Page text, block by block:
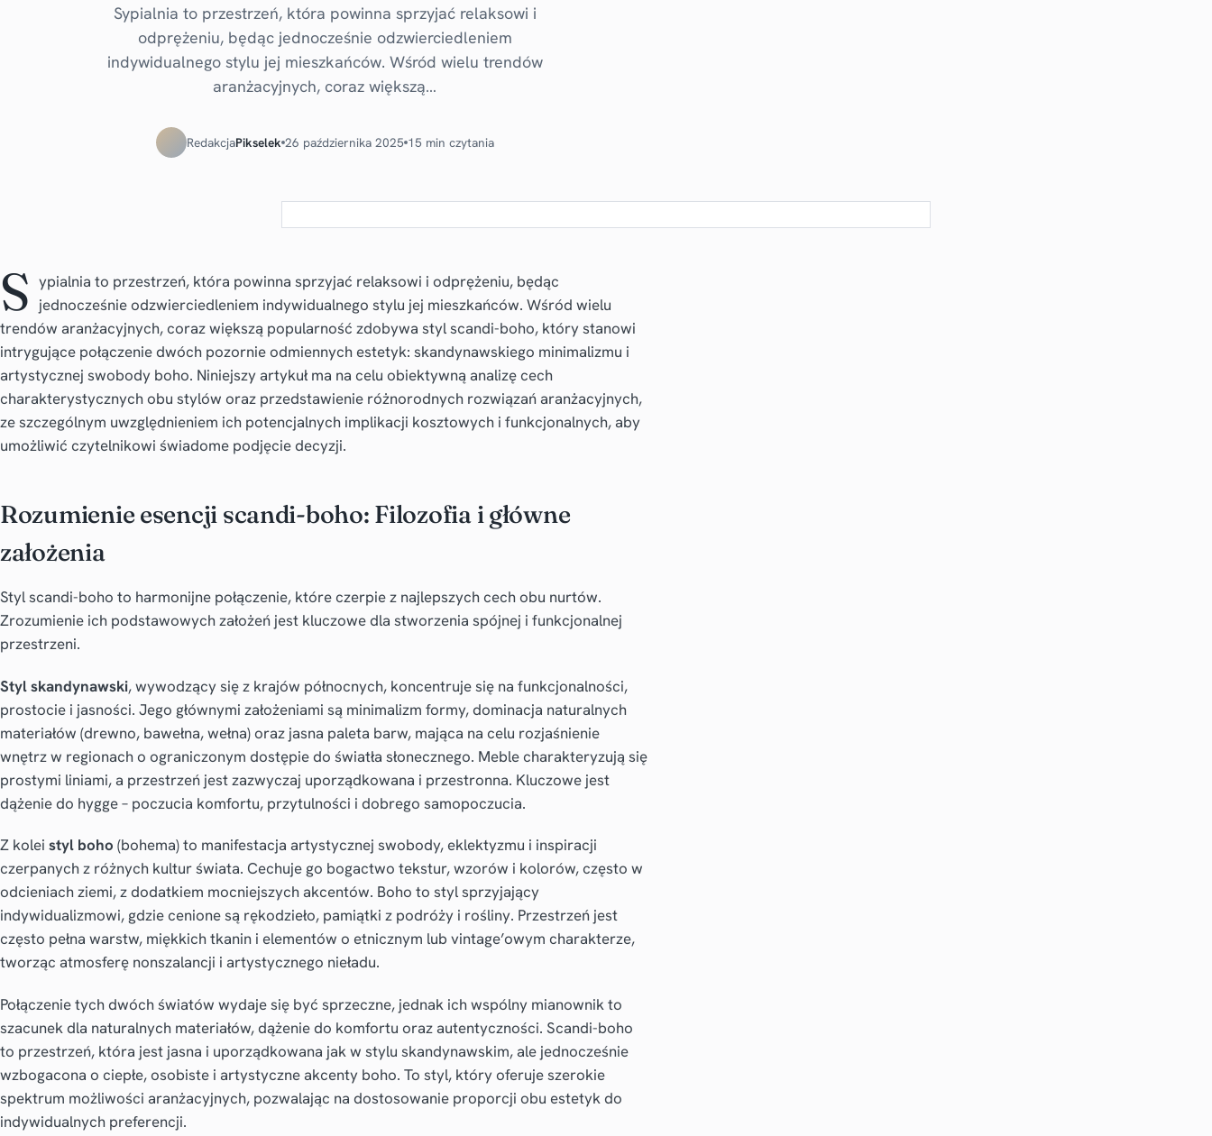
Sypialnia to przestrzeń, która powinna sprzyjać relaksowi i
odprężeniu, będąc jednocześnie odzwierciedleniem
indywidualnego stylu jej mieszkańców. Wśród wielu trendów
aranżacyjnych, coraz większą…
RedakcjaPikselek 26 października 2025 15 min czytania
S ypialnia to przestrzeń, która powinna sprzyjać relaksowi i odprężeniu, będąc
jednocześnie odzwierciedleniem indywidualnego stylu jej mieszkańców. Wśród wielu
trendów aranżacyjnych, coraz większą popularność zdobywa styl scandi-boho, który stanowi
intrygujące połączenie dwóch pozornie odmiennych estetyk: skandynawskiego minimalizmu i
artystycznej swobody boho. Niniejszy artykuł ma na celu obiektywną analizę cech
charakterystycznych obu stylów oraz przedstawienie różnorodnych rozwiązań aranżacyjnych,
ze szczególnym uwzględnieniem ich potencjalnych implikacji kosztowych i funkcjonalnych, aby
umożliwić czytelnikowi świadome podjęcie decyzji.
Rozumienie esencji scandi-boho: Filozofia i główne
założenia
Styl scandi-boho to harmonijne połączenie, które czerpie z najlepszych cech obu nurtów.
Zrozumienie ich podstawowych założeń jest kluczowe dla stworzenia spójnej i funkcjonalnej
przestrzeni.
Styl skandynawski, wywodzący się z krajów północnych, koncentruje się na funkcjonalności,
prostocie i jasności. Jego głównymi założeniami są minimalizm formy, dominacja naturalnych
materiałów (drewno, bawełna, wełna) oraz jasna paleta barw, mająca na celu rozjaśnienie
wnętrz w regionach o ograniczonym dostępie do światła słonecznego. Meble charakteryzują się
prostymi liniami, a przestrzeń jest zazwyczaj uporządkowana i przestronna. Kluczowe jest
dążenie do hygge – poczucia komfortu, przytulności i dobrego samopoczucia.
Z kolei styl boho (bohema) to manifestacja artystycznej swobody, eklektyzmu i inspiracji
czerpanych z różnych kultur świata. Cechuje go bogactwo tekstur, wzorów i kolorów, często w
odcieniach ziemi, z dodatkiem mocniejszych akcentów. Boho to styl sprzyjający
indywidualizmowi, gdzie cenione są rękodzieło, pamiątki z podróży i rośliny. Przestrzeń jest
często pełna warstw, miękkich tkanin i elementów o etnicznym lub vintage’owym charakterze,
tworząc atmosferę nonszalancji i artystycznego nieładu.
Połączenie tych dwóch światów wydaje się być sprzeczne, jednak ich wspólny mianownik to
szacunek dla naturalnych materiałów, dążenie do komfortu oraz autentyczności. Scandi-boho
to przestrzeń, która jest jasna i uporządkowana jak w stylu skandynawskim, ale jednocześnie
wzbogacona o ciepłe, osobiste i artystyczne akcenty boho. To styl, który oferuje szerokie
spektrum możliwości aranżacyjnych, pozwalając na dostosowanie proporcji obu estetyk do
indywidualnych preferencji.